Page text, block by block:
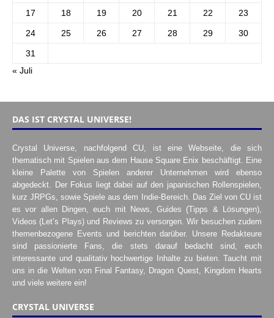
17 18 19 20 21 22 23
24 25 26 27 28 29 30
31
« Juli
DAS IST CRYSTAL UNIVERSE!
Crystal Universe, nachfolgend CU, ist eine Webseite, die sich
thematisch mit Spielen aus dem Hause Square Enix beschäftigt. Eine
kleine Palette von Spielen anderer Unternehmen wird ebenso
abgedeckt. Der Fokus liegt dabei auf den japanischen Rollenspielen,
kurz JRPGs, sowie Spiele aus dem Indie-Bereich. Das Ziel von CU ist
es vor allen Dingen, euch mit News, Guides (Tipps & Lösungen),
Videos (Let’s Plays) und Reviews zu versorgen. Wir besuchen zudem
themenbezogene Events und berichten darüber. Unsere Redakteure
sind passionierte Fans, die stets darauf bedacht sind, euch
interessante und qualitativ hochwertige Inhalte zu bieten. Taucht mit
uns in die Welten von Final Fantasy, Dragon Quest, Kingdom Hearts
und viele weitere ein!
CRYSTAL UNIVERSE